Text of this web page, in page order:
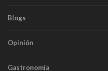
Blogs
Opinión
Gastronomía